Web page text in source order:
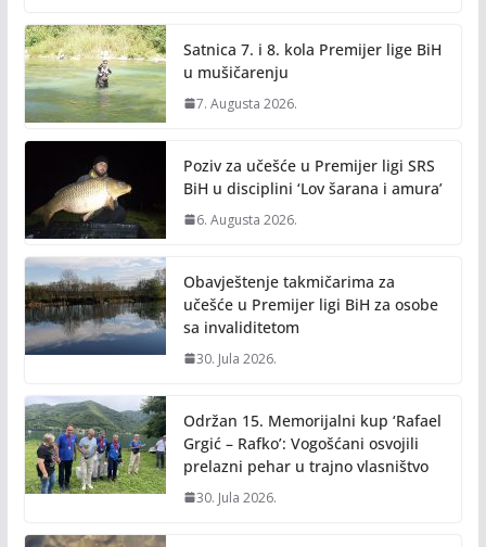
o
k
n
k
Satnica 7. i 8. kola Premijer lige BiH
u mušičarenju
7. Augusta 2026.
Poziv za učešće u Premijer ligi SRS
BiH u disciplini ‘Lov šarana i amura’
6. Augusta 2026.
Obavještenje takmičarima za
učešće u Premijer ligi BiH za osobe
sa invaliditetom
30. Jula 2026.
Održan 15. Memorijalni kup ‘Rafael
Grgić – Rafko’: Vogošćani osvojili
prelazni pehar u trajno vlasništvo
30. Jula 2026.